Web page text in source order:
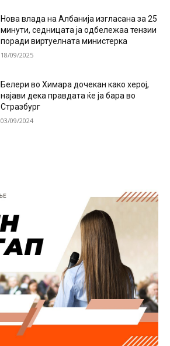
Нова влада на Албанија изгласана за 25
минути, седницата ја одбележаа тензии
поради виртуелната министерка
18/09/2025
Белери во Химара дочекан како херој,
најави дека правдата ќе ја бара во
Стразбург
03/09/2024